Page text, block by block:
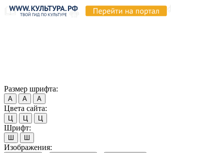
Размер шрифта:
А А А
Цвета сайта:
Ц Ц Ц
Шрифт:
Ш Ш
Изображения: